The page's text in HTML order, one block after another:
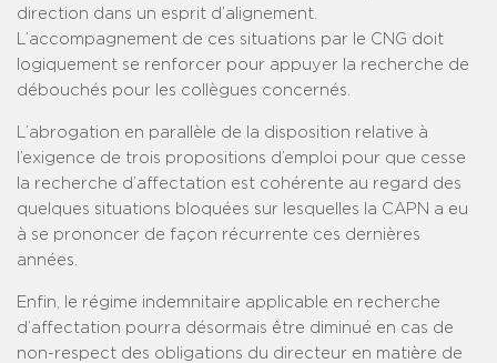
direction dans un esprit d’alignement.
L’accompagnement de ces situations par le CNG doit
logiquement se renforcer pour appuyer la recherche de
débouchés pour les collègues concernés.
L’abrogation en parallèle de la disposition relative à
l’exigence de trois propositions d’emploi pour que cesse
la recherche d’affectation est cohérente au regard des
quelques situations bloquées sur lesquelles la CAPN a eu
à se prononcer de façon récurrente ces dernières
années.
Enfin, le régime indemnitaire applicable en recherche
d’affectation pourra désormais être diminué en cas de
non-respect des obligations du directeur en matière de